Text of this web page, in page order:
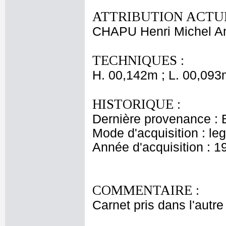
ATTRIBUTION
CHAPU Henri Michel
TECHNIQUES :
H. 00,142m ; L.
HISTORIQUE :
Dernière provenance :
Mode d'acquisition :
Année d'acquisition :
COMMENTAIRE :
Carnet pris dans